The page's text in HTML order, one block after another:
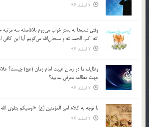
2 اسفند 96
وقتي شب‌ها به بستر خواب مي‌روم بلافاصله سه مرتبه
الله اكبر، الحمدالله و سبحان‌الله مي‌گويم آيا اين
2 اسفند 96
وظايف ما در زمان غيبت امام زمان (عج) چيست؟
جهت مطالعه معرفي نماييد؟
2 اسفند 96
با توجه به كلام امير المؤمنين (ع): «اوصيكم بتقوي
2 اسفند 96